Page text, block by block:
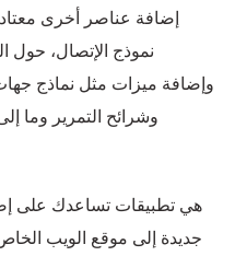
إضافة عناصر أخرى
نموذج الإتصال،
وشرائح التمرير وما
جديدة إلى موقع الويب